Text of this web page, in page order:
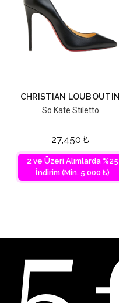
CHRISTIAN LOUBOUTIN
So Kate Stiletto
27,450 ₺
2 ve Üzeri Alımlarda %25
İndirim (Min. 5,000 ₺)